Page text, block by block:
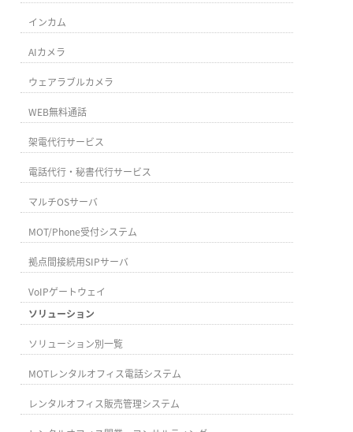
インカム
AIカメラ
ウェアラブルカメラ
WEB無料通話
架電代行サービス
電話代行・秘書代行サービス
マルチOSサーバ
MOT/Phone受付システム
拠点間接続用SIPサーバ
VoIPゲートウェイ
ソリューション
ソリューション別一覧
MOTレンタルオフィス電話システム
レンタルオフィス販売管理システム